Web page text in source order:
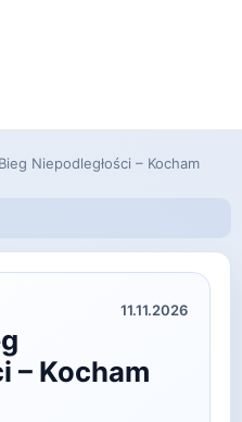
Niepodległości – Kocham
11.11.2026
– Kocham